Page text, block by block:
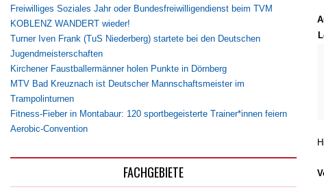
Freiwilliges Soziales Jahr oder Bundesfreiwilligendienst beim TVM
KOBLENZ WANDERT wieder!
Turner Iven Frank (TuS Niederberg) startete bei den Deutschen
Jugendmeisterschaften
Kirchener Faustballermänner holen Punkte in Dörnberg
MTV Bad Kreuznach ist Deutscher Mannschaftsmeister im
Trampolinturnen
Fitness-Fieber in Montabaur: 120 sportbegeisterte Trainer*innen feiern
Aerobic-Convention
FACHGEBIETE